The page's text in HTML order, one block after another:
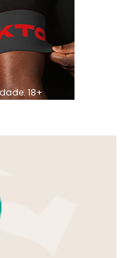
18+